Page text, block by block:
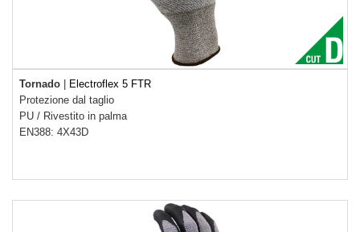
Tornado
Electroflex 5 FTR
Protezione dal taglio
PU / Rivestito in palma
EN388: 4X43D